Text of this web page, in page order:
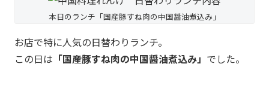
本日のランチ「国産豚すね肉の中国醤油煮込み」
お店で特に人気の日替わりランチ。
この日は 「国産豚すね肉の中国醤油煮込み」 でした。